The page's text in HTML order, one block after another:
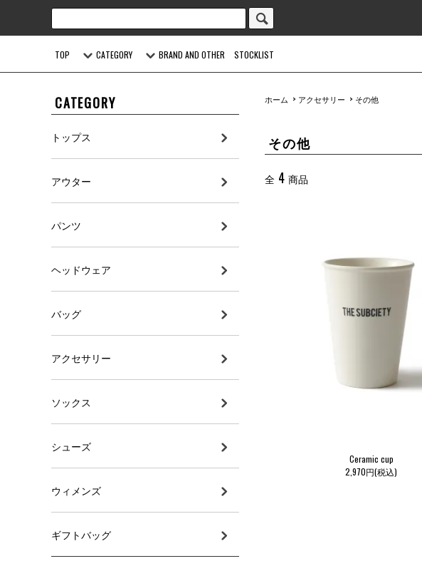
TOP CATEGORY BRAND AND OTHER STOCKLIST
ホーム > アクセサリー > その他
その他
全 4 商品
Ceramic cup
2,970円(税込)
CATEGORY
トップス
アウター
パンツ
ヘッドウェア
バッグ
アクセサリー
ソックス
シューズ
ウィメンズ
ギフトバッグ